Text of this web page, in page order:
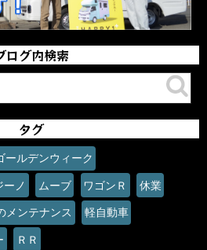
ログ内検索
タグ
ールデンウィーク
ーノ ムーブ ワゴンＲ 休業
メンテナンス 軽自動車
ＲＲ